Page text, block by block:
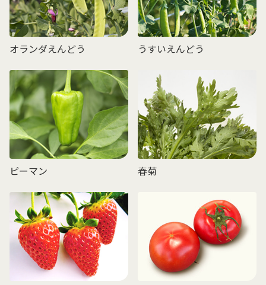
オランダえんどう うすいえんどう
ピーマン 春菊